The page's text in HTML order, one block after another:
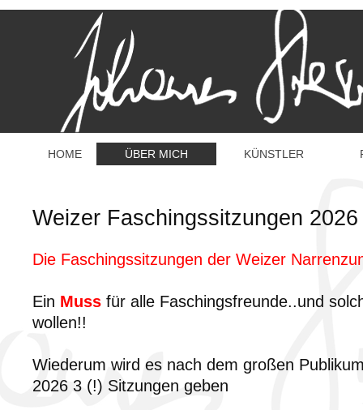
HOME ÜBER MICH KÜNSTLER
Weizer Faschingssitzungen 2026
Die Faschingssitzungen der Weizer
Ein Muss für alle Faschingsfreunde..und
wollen!!
Wiederum wird es nach dem großen
2026 3 (!) Sitzungen geben